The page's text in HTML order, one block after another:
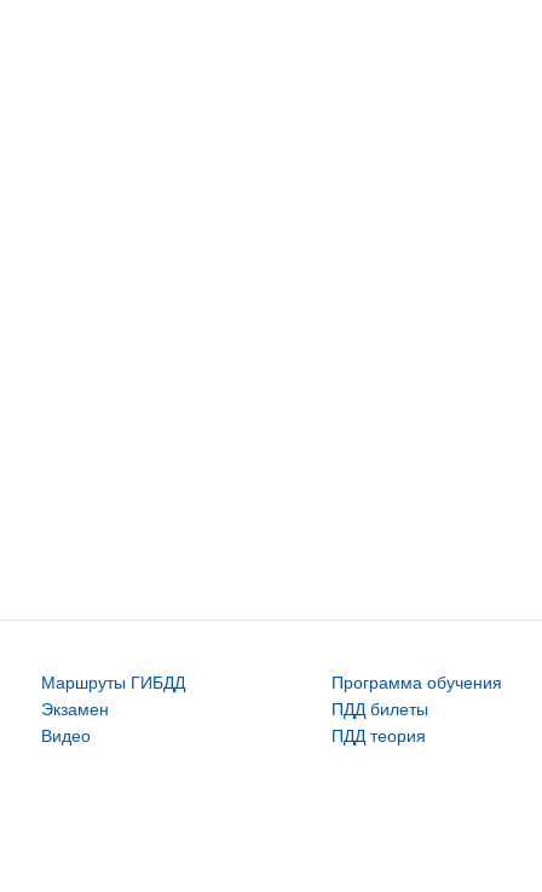
Маршруты ГИБДД
Экзамен
Видео
Программа обучения
ПДД билеты
ПДД теория